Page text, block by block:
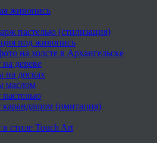
живопись
пастелью (стилизация)
под живопись
на холсте в Архангельске
дереве
на досках
маслом
пастелью
карандашом (имитация)
в стиле Touch Art